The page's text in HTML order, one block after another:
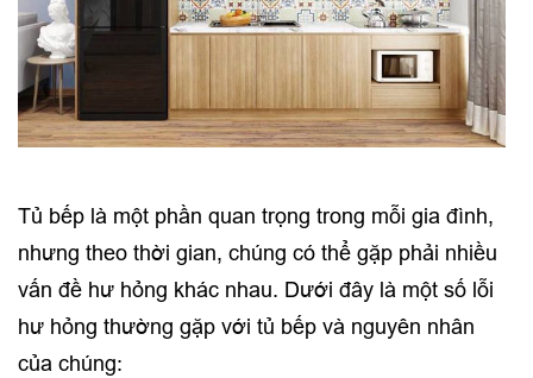
Tủ bếp là một phần quan trọng trong mỗi gia đình,
nhưng theo thời gian, chúng có thể gặp phải nhiều
vấn đề hư hỏng khác nhau. Dưới đây là một số lỗi
hư hỏng thường gặp với tủ bếp và nguyên nhân
của chúng: